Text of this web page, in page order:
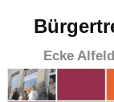
Ecke